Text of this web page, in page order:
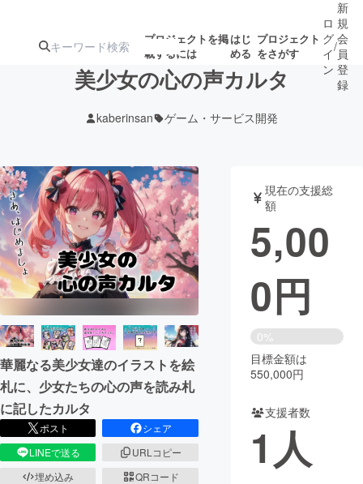
プロジェクトを掲
載するには
はじ
める
プロジェクト
をさがす
アート・写真
テクノロジー・ガジェット ゲーム・サ
ビジネス・起業 チャレンジ
まちづくり・地域活性化
CAMPFIRE for Social Good
CAMPFIRE Creation
CAMPFIREふるさと納税
コミュニティ
ロ
グ
イ
ン
/
新
規
会
員
登
録
美少女の心の声カルタ
kaberinsan ゲーム・サービス開発
華麗なる美少女達のイラストを絵
札に、少女たちの心の声を読み札
に記したカルタ
ポスト
シェア
LINEで送る
URLコピー
埋め込み
QRコード
現在の支援総
額
5,00
0円
0%
目標金額は
550,000円
支援者数
1人